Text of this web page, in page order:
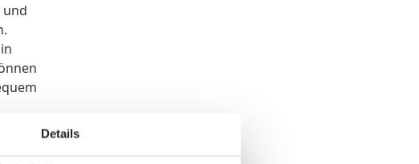
und
Details